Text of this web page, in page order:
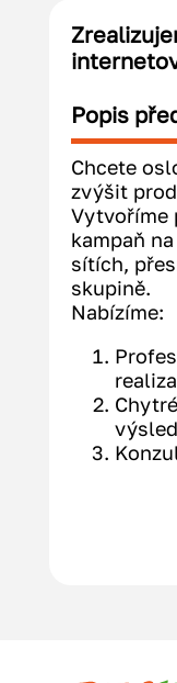
Popis
Chcete
zvýšit
Vytvoříme
kampaň
sítích,
skupině.
Nabízíme: